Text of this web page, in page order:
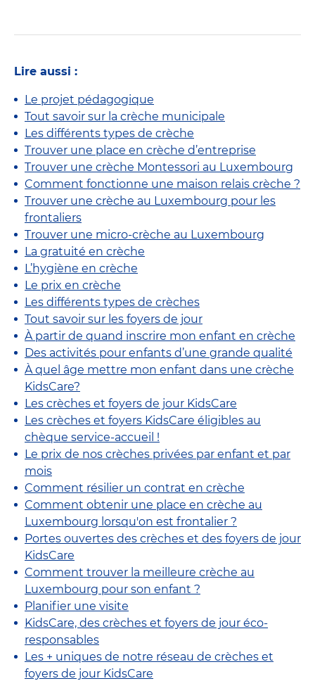
Lire aussi :
Le projet pédagogique
Tout savoir sur la crèche municipale
Les différents types de crèche
Trouver une place en crèche d’entreprise
Trouver une crèche Montessori au Luxembourg
Comment fonctionne une maison relais crèche ?
Trouver une crèche au Luxembourg pour les
frontaliers
Trouver une micro-crèche au Luxembourg
La gratuité en crèche
L’hygiène en crèche
Le prix en crèche
Les différents types de crèches
Tout savoir sur les foyers de jour
À partir de quand inscrire mon enfant en crèche
Des activités pour enfants d’une grande qualité
À quel âge mettre mon enfant dans une crèche
KidsCare?
Les crèches et foyers de jour KidsCare
Les crèches et foyers KidsCare éligibles au
chèque service-accueil !
Le prix de nos crèches privées par enfant et par
mois
Comment résilier un contrat en crèche
Comment obtenir une place en crèche au
Luxembourg lorsqu'on est frontalier ?
Portes ouvertes des crèches et des foyers de jour
KidsCare
Comment trouver la meilleure crèche au
Luxembourg pour son enfant ?
Planifier une visite
KidsCare, des crèches et foyers de jour éco-
responsables
Les + uniques de notre réseau de crèches et
foyers de jour KidsCare